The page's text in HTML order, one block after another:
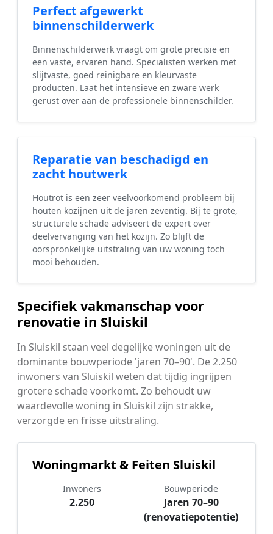
Perfect afgewerkt
binnenschilderwerk
Binnenschilderwerk vraagt om grote precisie en
een vaste, ervaren hand. Specialisten werken met
slijtvaste, goed reinigbare en kleurvaste
producten. Laat het intensieve en zware werk
gerust over aan de professionele binnenschilder.
Reparatie van beschadigd en
zacht houtwerk
Houtrot is een zeer veelvoorkomend probleem bij
houten kozijnen uit de jaren zeventig. Bij te grote,
structurele schade adviseert de expert over
deelvervanging van het kozijn. Zo blijft de
oorspronkelijke uitstraling van uw woning toch
mooi behouden.
Specifiek vakmanschap voor
renovatie in Sluiskil
In Sluiskil staan veel degelijke woningen uit de
dominante bouwperiode 'jaren 70–90'. De 2.250
inwoners van Sluiskil weten dat tijdig ingrijpen
grotere schade voorkomt. Zo behoudt uw
waardevolle woning in Sluiskil zijn strakke,
verzorgde en frisse uitstraling.
Woningmarkt & Feiten Sluiskil
Inwoners
2.250
Bouwperiode
Jaren 70–90
(renovatiepotentie)